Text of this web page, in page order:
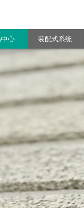
心 装配式系统